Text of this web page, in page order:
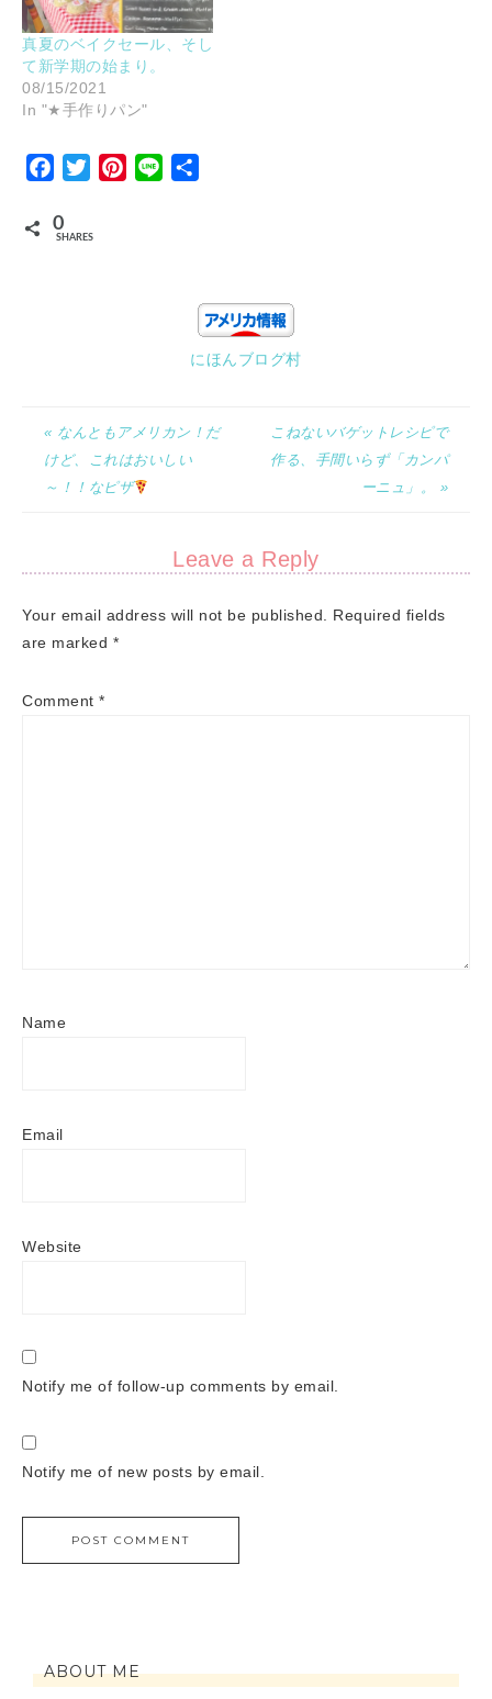
真夏のベイクセール、そし
て新学期の始まり。
08/15/2021
In "★手作りパン"
Facebook
TwitterPinterest
Line
0
SHARES
にほんブログ村
« なんともアメリカン！だ
けど、これはおいしい
～！！なピザ
こねないバゲットレシピで
作る、手間いらず「カンパ
ーニュ」。 »
Leave a Reply
Your email address will not be published. Required fields
are marked *
Comment *
Name
Email
Website
Notify me of follow-up comments by email.
Notify me of new posts by email.
ABOUT ME